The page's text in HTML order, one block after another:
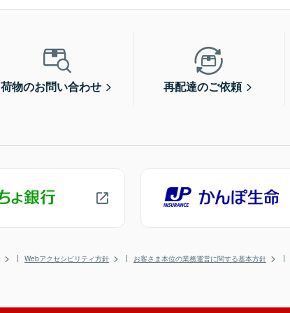
荷物のお問い合わせ 再配達のご依頼
Webアクセシビリティ方針 お客さま本位の業務運営に関する基本方針